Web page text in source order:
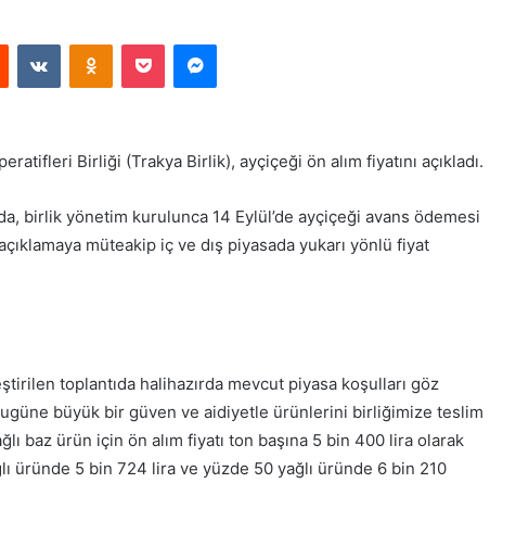
Reddit VKontakteOdnoklassniki
Pocket Messenger
Birliği (Trakya Birlik), ayçiçeği ön alım fiyatını açıkladı.
birlik yönetim kurulunca 14 Eylül’de ayçiçeği avans ödemesi
müteakip iç ve dış piyasada yukarı yönlü fiyat
toplantıda halihazırda mevcut piyasa koşulları göz
büyük bir güven ve aidiyetle ürünlerini birliğimize teslim
baz ürün için ön alım fiyatı ton başına 5 bin 400 lira olarak
üründe 5 bin 724 lira ve yüzde 50 yağlı üründe 6 bin 210